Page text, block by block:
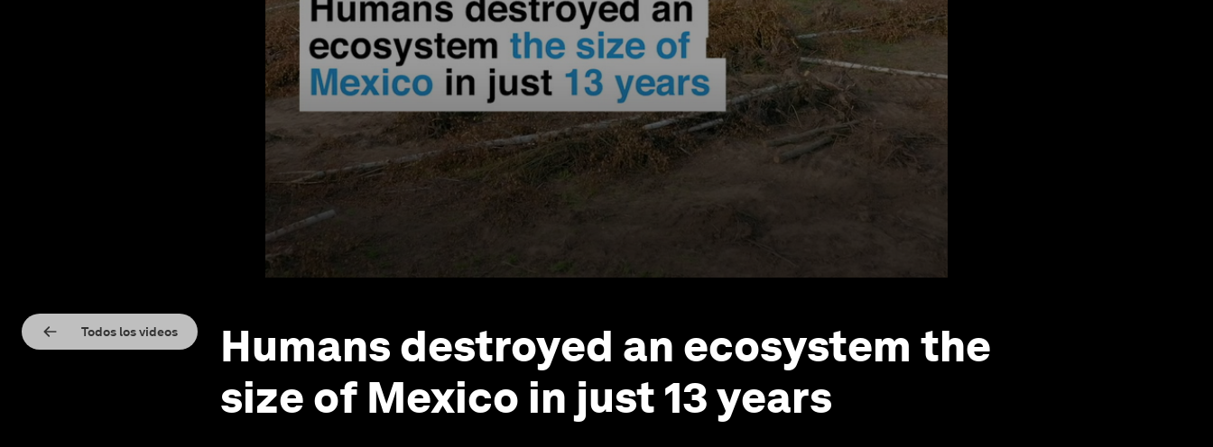
Todos los videos
Humans destroyed an ecosystem the
size of Mexico in just 13 years